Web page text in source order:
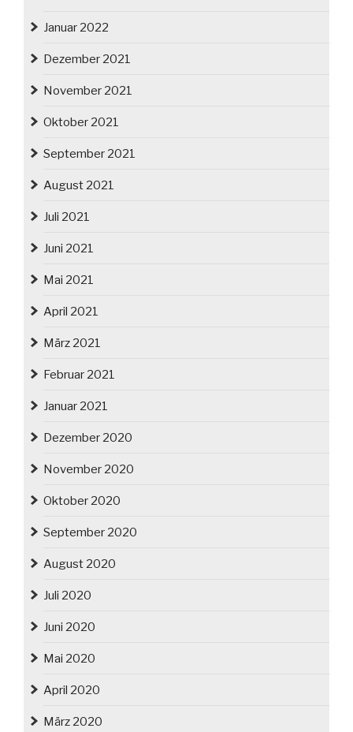
Januar 2022
Dezember 2021
November 2021
Oktober 2021
September 2021
August 2021
Juli 2021
Juni 2021
Mai 2021
April 2021
März 2021
Februar 2021
Januar 2021
Dezember 2020
November 2020
Oktober 2020
September 2020
August 2020
Juli 2020
Juni 2020
Mai 2020
April 2020
März 2020